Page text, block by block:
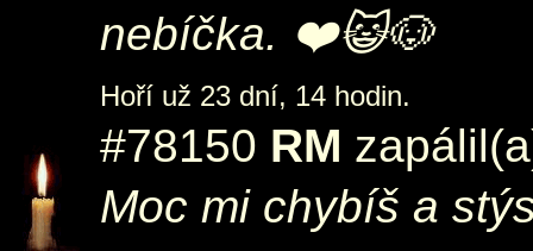
nebíčka. ❤️😺🐶
Hoří už 23 dní, 14 hodin.
#78150 RM
Moc mi chybíš a